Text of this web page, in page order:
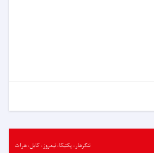
ننګرهار، پکتیکا، نیمروز، کابل، هرات